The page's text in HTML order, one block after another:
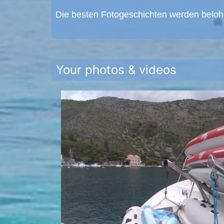
Die besten Fotogeschichten werden
Your photos & videos